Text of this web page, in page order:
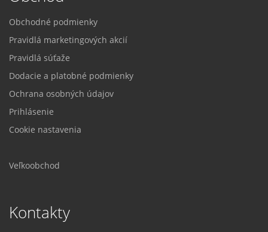
Obchodné podmienky
Pravidlá marketingových akcií
Pravidlá súťaže
Dodacie a platobné podmienky
Ochrana osobných údajov
Prihlásenie
Cookie nastavenia
Veľkoobchod
Kontakty